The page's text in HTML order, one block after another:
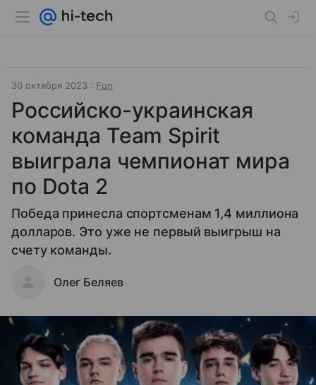
30 октября 2023 Fun
Российско-украинская
команда Team Spirit
выиграла чемпионат мира
по Dota 2
Победа принесла спортсменам 1,4 миллиона
долларов. Это уже не первый выигрыш на
счету команды.
Олег Беляев